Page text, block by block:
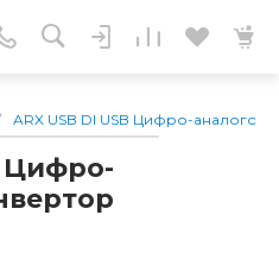
ARX USB DI USB Цифро-
Цифро-